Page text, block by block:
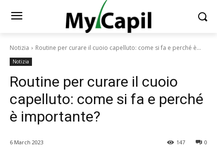
Notizia Routine per curare il cuoio capelluto: come si fa e perché è...
Notizia
Routine per curare il cuoio
capelluto: come si fa e perché
è importante?
6 March 2023 0
147